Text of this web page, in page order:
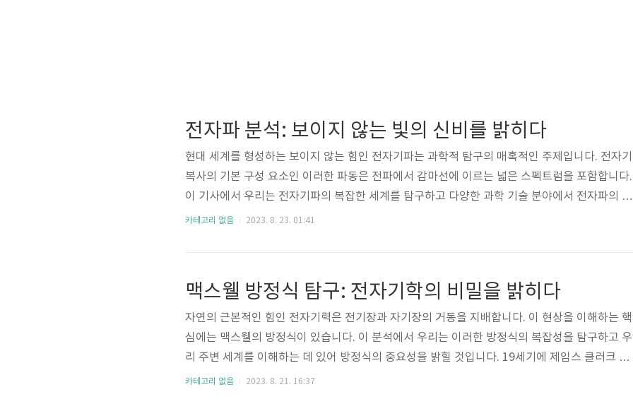
전자파 분석: 보이지 않는 빛의 신비를 밝히다
현대 세계를 형성하는 보이지 않는 힘인 전자기파는 과학적 탐구의 매혹적인 주제입니다. 전자기
복사의 기본 구성 요소인 이러한 파동은 전파에서 감마선에 이르는 넓은 스펙트럼을 포함합니다.
이 기사에서 우리는 전자기파의 복잡한 세계를 탐구하고 다양한 과학 기술 분야에서 전자파의 속
성, 응용 및 중요성을 탐구합니다. 전자파의 특성 전자기파의 이해 전자기파의 중심에는 전기장
장에 걸쳐 있습니다. 통신에 사용되는 가장 긴 전파부터 방사..
카테고리 없음 2023. 8. 23. 01:41
맥스웰 방정식 탐구: 전자기학의 비밀을 밝히다
자연의 근본적인 힘인 전자기력은 전기장과 자기장의 거동을 지배합니다. 이 현상을 이해하는 핵
심에는 맥스웰의 방정식이 있습니다. 이 분석에서 우리는 이러한 방정식의 복잡성을 탐구하고 우
리 주변 세계를 이해하는 데 있어 방정식의 중요성을 밝힐 것입니다. 19세기에 제임스 클러크 맥
스웰이 공식화한 맥스웰 방정식은 전기장과 자기장의 거동뿐만 아니라 서로 간의 상호 작용 및
카테고리 없음 2023. 8. 21. 16:37